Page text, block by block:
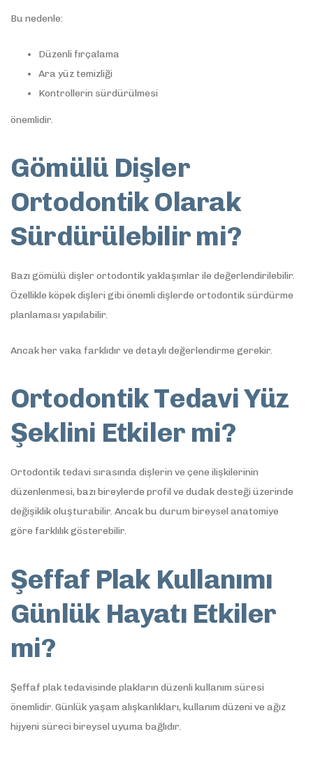
Bu nedenle:
Düzenli fırçalama
Ara yüz temizliği
Kontrollerin sürdürülmesi
önemlidir.
Gömülü Dişler
Ortodontik Olarak
Sürdürülebilir mi?
Bazı gömülü dişler ortodontik yaklaşımlar ile değerlendirilebilir.
Özellikle köpek dişleri gibi önemli dişlerde ortodontik sürdürme
planlaması yapılabilir.
Ancak her vaka farklıdır ve detaylı değerlendirme gerekir.
Ortodontik Tedavi Yüz
Şeklini Etkiler mi?
Ortodontik tedavi sırasında dişlerin ve çene ilişkilerinin
düzenlenmesi, bazı bireylerde profil ve dudak desteği üzerinde
değişiklik oluşturabilir. Ancak bu durum bireysel anatomiye
göre farklılık gösterebilir.
Şeffaf Plak Kullanımı
Günlük Hayatı Etkiler
mi?
Şeffaf plak tedavisinde plakların düzenli kullanım süresi
önemlidir. Günlük yaşam alışkanlıkları, kullanım düzeni ve ağız
hijyeni süreci bireysel uyuma bağlıdır.